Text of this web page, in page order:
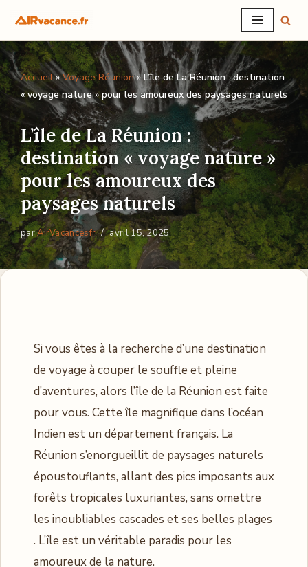
Aller
au
contenu
Accueil»Voyage Réunion»L’île de La Réunion : destination
« voyage nature » pour les amoureux des paysages naturels
L’île de La Réunion :
destination « voyage nature »
pour les amoureux des
paysages naturels
parAirVacancesfr avril 15, 2025
Si vous êtes à la recherche d’une destination
de voyage à couper le souffle et pleine
d’aventures, alors l’île de la Réunion est faite
pour vous. Cette île magnifique dans l’océan
Indien est un département français. La
Réunion s’enorgueillit de paysages naturels
époustouflants, allant des pics imposants aux
forêts tropicales luxuriantes, sans omettre
les inoubliables cascades et ses belles plages
. L’île est un véritable paradis pour les
amoureux de la nature.